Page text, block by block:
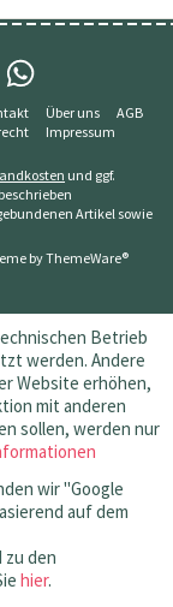
Über uns
AGB
Impressum
und ggf.
Artikel sowie
byThemeWare®
Betrieb
werden. Andere
Website erhöhen,
mit anderen
sollen, werden nur
wir "Google
auf dem
den
hier.